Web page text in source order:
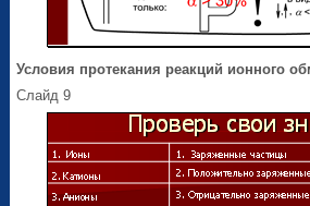
Условия протекания реакций ионного
Слайд 9